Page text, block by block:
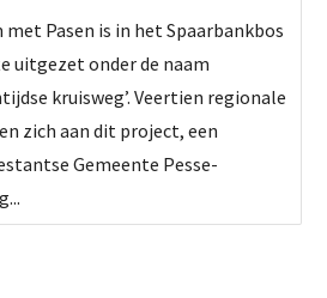
Pasen is in het Spaarbankbos
uitgezet onder de naam
kruisweg’. Veertien regionale
zich aan dit project, een
Gemeente Pesse-